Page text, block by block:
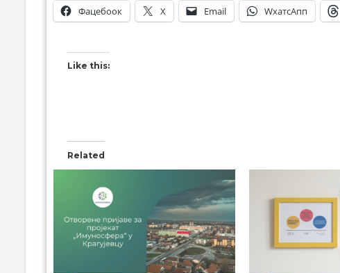
Фацебоок X Email WхатсАпп
Like this:
Related